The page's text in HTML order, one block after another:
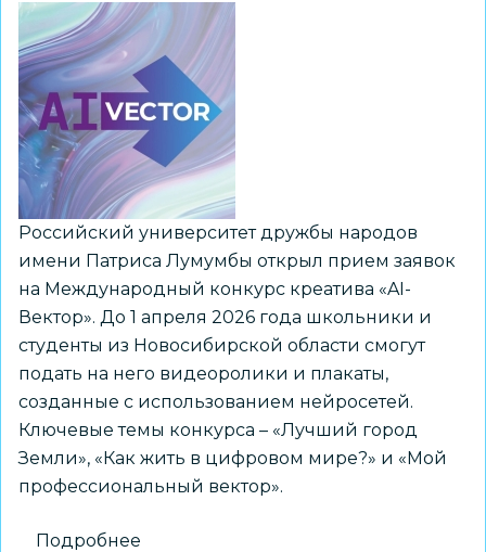
Российский университет дружбы народов
имени Патриса Лумумбы открыл прием заявок
на Международный конкурс креатива «AI-
Вектор». До 1 апреля 2026 года школьники и
студенты из Новосибирской области смогут
подать на него видеоролики и плакаты,
созданные с использованием нейросетей.
Ключевые темы конкурса – «Лучший город
Земли», «Как жить в цифровом мире?» и «Мой
профессиональный вектор».
Подробнее